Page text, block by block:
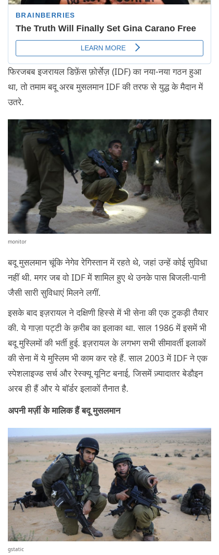
फिरजबब इजरायल डिफ़ेंस फ़ोर्सेज़ (IDF) का नया-नया गठन हुआ
था, तो तमाम बदू अरब मुसलमान IDF की तरफ से युद्ध के मैदान में
उतरे.
monitor
बदू मुसलमान चूंकि नेगेव रेगिस्तान में रहते थे, जहां उन्हें कोई सुविधा
नहीं थी. मगर जब वो IDF में शामिल हुए थे उनके पास बिजली-पानी
जैसी सारी सुविधाएं मिलने लगीं.
इसके बाद इज़रायल ने दक्षिणी हिस्से में भी सेना की एक टुकड़ी तैयार
की. ये गाज़ा पट्टी के क़रीब का इलाका था. साल 1986 में इसमें भी
बदू मुस्लिमों की भर्ती हुई. इज़रायल के लगभग सभी सीमावर्ती इलाकों
की सेना में ये मुस्लिम भी काम कर रहे हैं. साल 2003 में IDF ने एक
स्पेशलाइज्ड सर्च और रेस्क्यू यूनिट बनाई, जिसमें ज़्यादातर बेडौइन
अरब ही हैं और ये बॉर्डर इलाकों तैनात है.
अपनी मर्ज़ी के मालिक हैं बदू मुसलमान
gstatic